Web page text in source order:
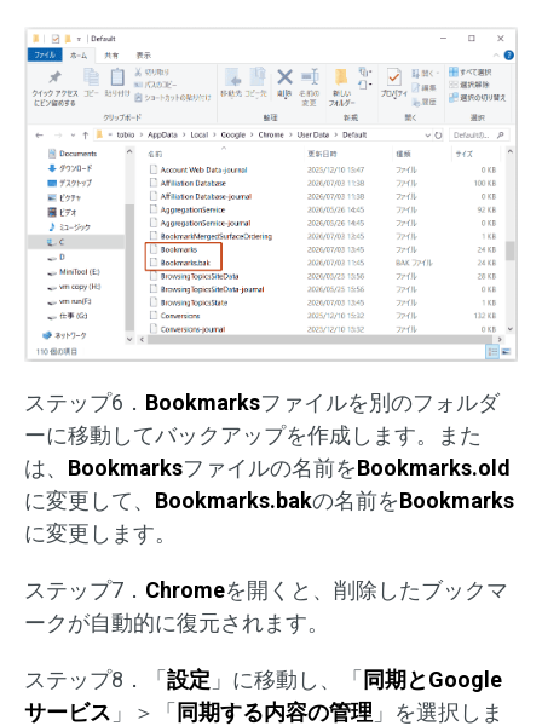
ステップ6． Bookmarksファイルを別のフォルダ
ーに移動してバックアップを作成します。また
は、 Bookmarksファイルの名前をBookmarks.old
に変更して、 Bookmarks.bakの名前をBookmarks
に変更します。
ステップ7． Chromeを開くと、削除したブックマ
ークが自動的に復元されます。
ステップ8．「設定 」に移動し、「同期とGoogle
サービス 」＞「同期する内容の管理 」を選択しま